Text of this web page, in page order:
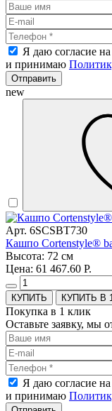
Я даю согласие
и принимаю
Отправить
new
Арт. 6SCSBT730
Кашпо Cortenstyle®
Высота: 72 см
Цена: 61 467.60 Р.
КУПИТЬ В
Покупка в 1 клик
Оставьте заявку, мы
Я даю согласие
и принимаю